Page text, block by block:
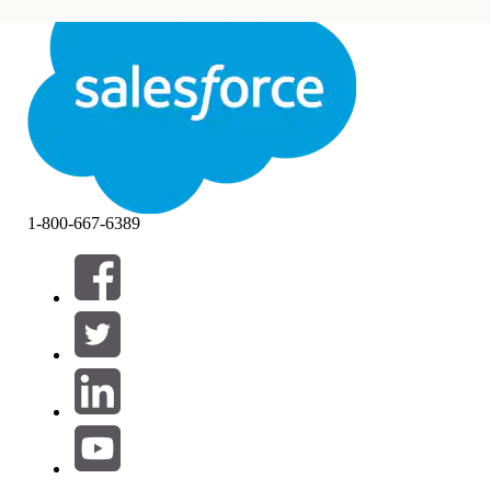
Fermer
Filtres (0)
SÉLECTIONNER DES FILTRES
Gamme de produits
1-800-667-6389